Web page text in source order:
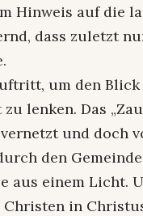
Hinweis auf die
dass zuletzt
um den
lenken. Das
und doch
den
aus einem Licht.
Christen in